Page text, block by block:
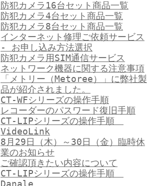
防犯カメラ16台セット商品一覧
防犯カメラ4台セット商品一覧
防犯カメラ8台セット商品一覧
インターネット修理ご依頼サービス
- お申し込み方法選択
防犯カメラ用SIM通信サービス
ネットワーク機器に関する注意事項
「メトリー（Metoree）」に弊社製
品が紹介されました。
CT-WFシリーズの操作手順
レコーダーのパスワード復旧手順
CT-LIPシリーズの操作手順
VideoLink
8月29日（木）～30日（金）臨時休
業のお知らせ
ご確認頂きたい内容について
CT-LIPシリーズの操作手順
Danale